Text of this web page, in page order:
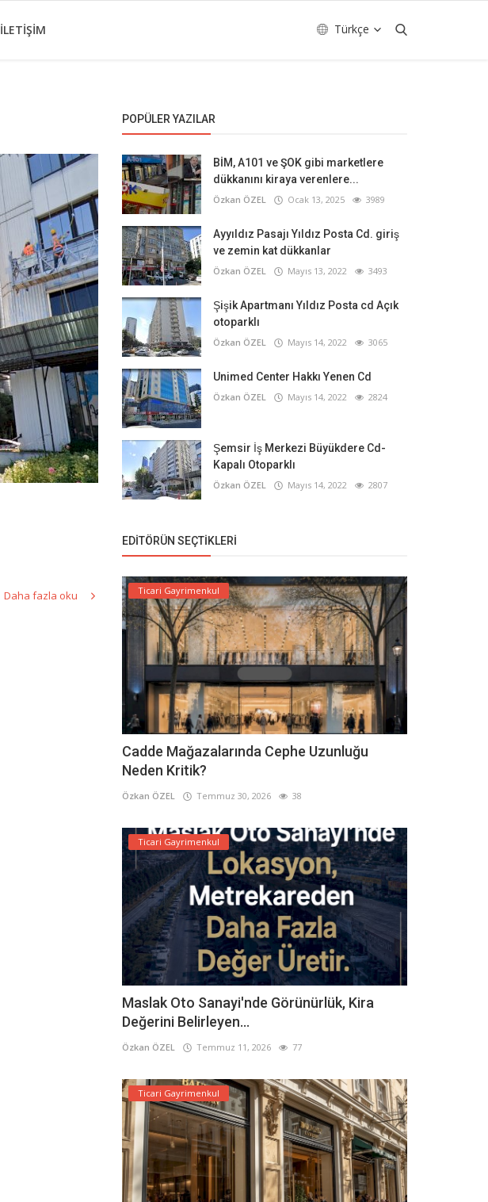
İLETIŞIM Türkçe
Daha fazla oku
POPÜLER YAZILAR
BİM, A101 ve ŞOK gibi marketlere
dükkanını kiraya verenlere...
Özkan ÖZEL Ocak 13, 2025 3989
Ayyıldız Pasajı Yıldız Posta Cd. giriş
ve zemin kat dükkanlar
Özkan ÖZEL Mayıs 13, 2022 3493
Şişik Apartmanı Yıldız Posta cd Açık
otoparklı
Özkan ÖZEL Mayıs 14, 2022 3065
Unimed Center Hakkı Yenen Cd
Özkan ÖZEL Mayıs 14, 2022 2824
Şemsir İş Merkezi Büyükdere Cd-
Kapalı Otoparklı
Özkan ÖZEL Mayıs 14, 2022 2807
EDITÖRÜN SEÇTIKLERI
Ticari Gayrimenkul
Cadde Mağazalarında Cephe Uzunluğu
Neden Kritik?
Özkan ÖZEL Temmuz 30, 2026 38
Ticari Gayrimenkul
Maslak Oto Sanayi'nde Görünürlük, Kira
Değerini Belirleyen...
Özkan ÖZEL Temmuz 11, 2026 77
Ticari Gayrimenkul